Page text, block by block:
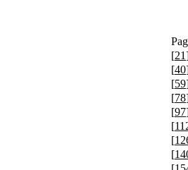
[21
[40
[59
[78
[97
[
[
[